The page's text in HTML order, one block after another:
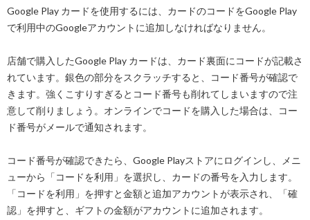
Google Play カードを使用するには、カードのコードをGoogle Play
で利用中のGoogleアカウントに追加しなければなりません。
店舗で購入したGoogle Play カードは、カード裏面にコードが記載さ
れています。銀色の部分をスクラッチすると、コード番号が確認で
きます。強くこすりすぎるとコード番号も削れてしまいますので注
意して削りましょう。オンラインでコードを購入した場合は、コー
ド番号がメールで通知されます。
コード番号が確認できたら、Google Playストアにログインし、メニ
ューから「コードを利用」を選択し、カードの番号を入力します。
「コードを利用」を押すと金額と追加アカウントが表示され、「確
認」を押すと、ギフトの金額がアカウントに追加されます。